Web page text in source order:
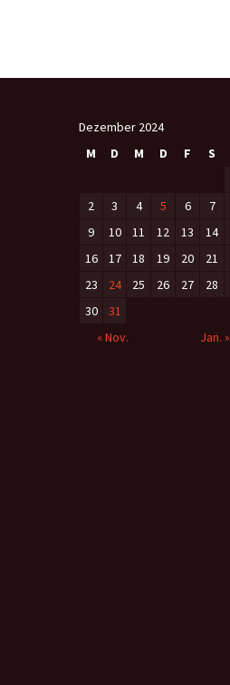
Dezember 2024
M
D M D F S
2
3 4 5 6 7
9
10 11 12 13 14
16
17 18 19 20 21
23
24 25 26 27 28
30
31
« Nov.
Jan. »